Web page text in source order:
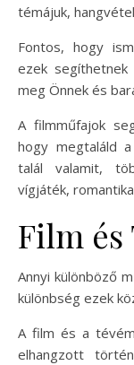
témájuk,
Fontos, hogy
ezek
meg Önnek és
A filmműfajok
hogy megtaláld
talál valamit,
vígjáték,
Film és
Annyi különböző
különbség ezek
A film és a
elhangzott